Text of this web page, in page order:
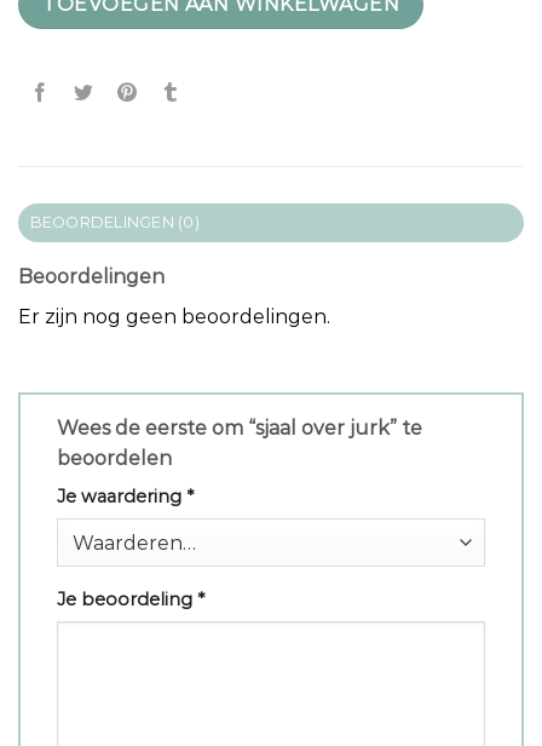
BEOORDELINGEN (0)
Beoordelingen
Er zijn nog geen beoordelingen.
Wees de eerste om “sjaal over jurk” te
beoordelen
Je waardering *
Je beoordeling *